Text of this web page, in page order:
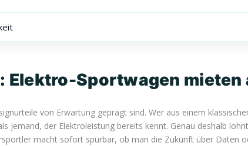
Elektro-Sportwagen
von Erwartung geprägt sind. Wer aus einem
jemand, der Elektroleistung bereits kennt. Genau deshalb
macht sofort spürbar, ob man die Zukunft über Daten